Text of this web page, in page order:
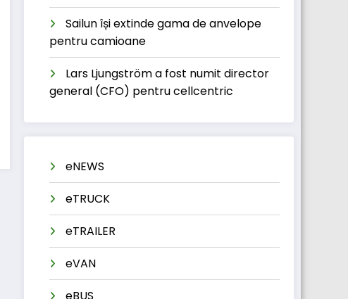
Sailun își extinde gama de anvelope
pentru camioane
Lars Ljungström a fost numit director
general (CFO) pentru cellcentric
eNEWS
eTRUCK
eTRAILER
eVAN
eBUS